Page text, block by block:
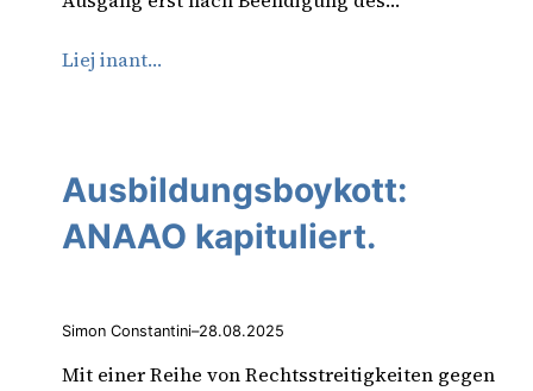
Liej inant…
Ausbildungsboykott:
ANAAO kapituliert.
Simon Constantini–28.08.2025
Mit einer Reihe von Rechtsstreitigkeiten gegen